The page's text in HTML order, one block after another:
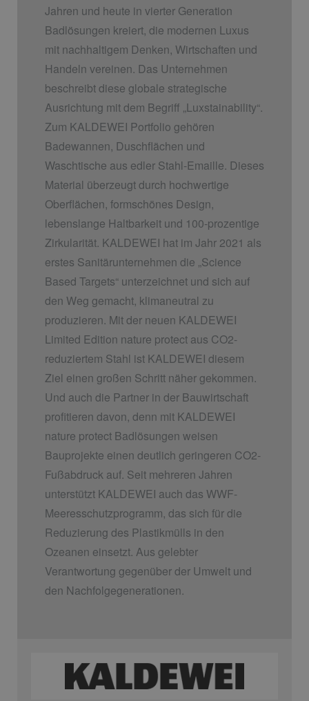
Jahren und heute in vierter Generation
Badlösungen kreiert, die modernen Luxus
mit nachhaltigem Denken, Wirtschaften und
Handeln vereinen. Das Unternehmen
beschreibt diese globale strategische
Ausrichtung mit dem Begriff „Luxstainability“.
Zum KALDEWEI Portfolio gehören
Badewannen, Duschflächen und
Waschtische aus edler Stahl-Emaille. Dieses
Material überzeugt durch hochwertige
Oberflächen, formschönes Design,
lebenslange Haltbarkeit und 100-prozentige
Zirkularität. KALDEWEI hat im Jahr 2021 als
erstes Sanitärunternehmen die „Science
Based Targets“ unterzeichnet und sich auf
den Weg gemacht, klimaneutral zu
produzieren. Mit der neuen KALDEWEI
Limited Edition nature protect aus CO2-
reduziertem Stahl ist KALDEWEI diesem
Ziel einen großen Schritt näher gekommen.
Und auch die Partner in der Bauwirtschaft
profitieren davon, denn mit KALDEWEI
nature protect Badlösungen weisen
Bauprojekte einen deutlich geringeren CO2-
Fußabdruck auf. Seit mehreren Jahren
unterstützt KALDEWEI auch das WWF-
Meeresschutzprogramm, das sich für die
Reduzierung des Plastikmülls in den
Ozeanen einsetzt. Aus gelebter
Verantwortung gegenüber der Umwelt und
den Nachfolgegenerationen.